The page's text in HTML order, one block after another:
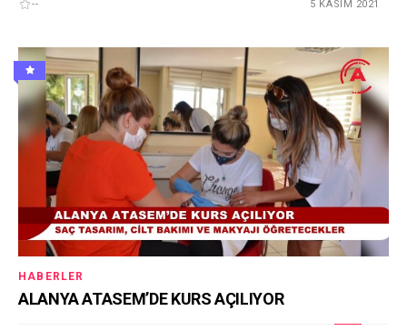
-- 5 KASIM 2021
HABERLER
ALANYA ATASEM’DE KURS AÇILIYOR